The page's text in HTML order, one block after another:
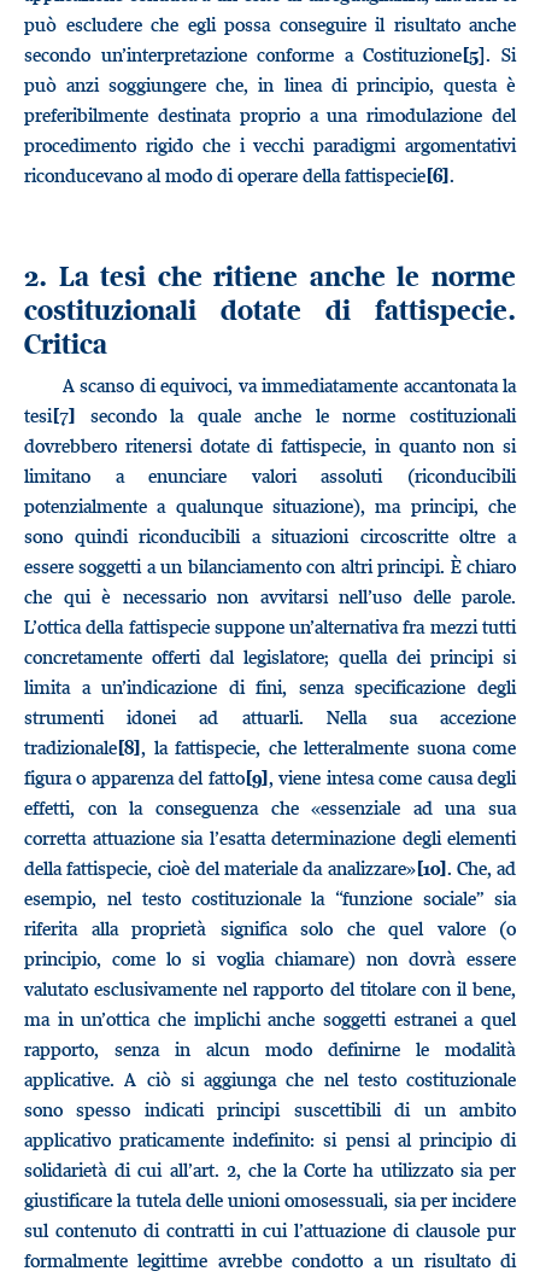
può escludere che egli possa conseguire il risultato anche
secondo un’interpretazione conforme a Costituzione[5]. Si
può anzi soggiungere che, in linea di principio, questa è
preferibilmente destinata proprio a una rimodulazione del
procedimento rigido che i vecchi paradigmi argomentativi
riconducevano al modo di operare della fattispecie[6].
2. La tesi che ritiene anche le norme
costituzionali dotate di fattispecie.
Critica
A scanso di equivoci, va immediatamente accantonata la
tesi[7] secondo la quale anche le norme costituzionali
dovrebbero ritenersi dotate di fattispecie, in quanto non si
limitano a enunciare valori assoluti (riconducibili
potenzialmente a qualunque situazione), ma principi, che
sono quindi riconducibili a situazioni circoscritte oltre a
essere soggetti a un bilanciamento con altri principi. È chiaro
che qui è necessario non avvitarsi nell’uso delle parole.
L’ottica della fattispecie suppone un’alternativa fra mezzi tutti
concretamente offerti dal legislatore; quella dei principi si
limita a un’indicazione di fini, senza specificazione degli
strumenti idonei ad attuarli. Nella sua accezione
tradizionale[8], la fattispecie, che letteralmente suona come
figura o apparenza del fatto[9], viene intesa come causa degli
effetti, con la conseguenza che «essenziale ad una sua
corretta attuazione sia l’esatta determinazione degli elementi
della fattispecie, cioè del materiale da analizzare»[10]. Che, ad
esempio, nel testo costituzionale la “funzione sociale” sia
riferita alla proprietà significa solo che quel valore (o
principio, come lo si voglia chiamare) non dovrà essere
valutato esclusivamente nel rapporto del titolare con il bene,
ma in un’ottica che implichi anche soggetti estranei a quel
rapporto, senza in alcun modo definirne le modalità
applicative. A ciò si aggiunga che nel testo costituzionale
sono spesso indicati principi suscettibili di un ambito
applicativo praticamente indefinito: si pensi al principio di
solidarietà di cui all’art. 2, che la Corte ha utilizzato sia per
giustificare la tutela delle unioni omosessuali, sia per incidere
sul contenuto di contratti in cui l’attuazione di clausole pur
formalmente legittime avrebbe condotto a un risultato di